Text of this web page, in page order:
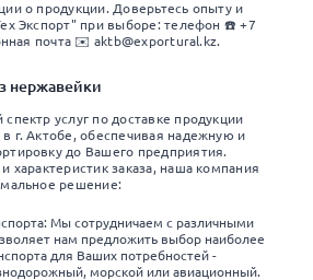
о продукции. Доверьтесь опыту и
Экспорт" при выборе: телефон ☎️ +7
почта ✉️ aktb@exportural.kz.
нержавейки
услуг по доставке продукции
г. Актобе, обеспечивая надежную и
до Вашего предприятия.
характеристик заказа, наша компания
решение:
Мы сотрудничаем с различными
нам предложить выбор наиболее
для Ваших потребностей -
морской или авиационный.